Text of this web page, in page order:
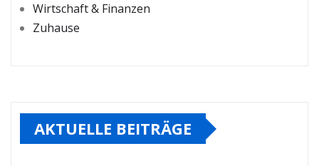
Wirtschaft & Finanzen
Zuhause
AKTUELLE BEITRÄGE